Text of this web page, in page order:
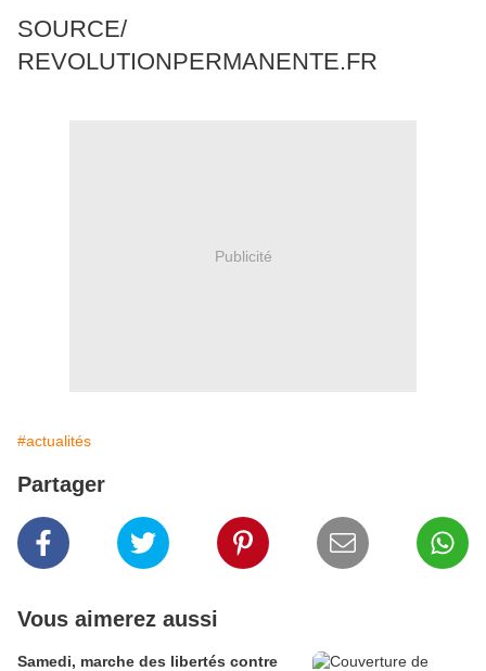
SOURCE/
REVOLUTIONPERMANENTE.FR
Publicité
#actualités
Partager
Vous aimerez aussi
Samedi, marche des libertés contre